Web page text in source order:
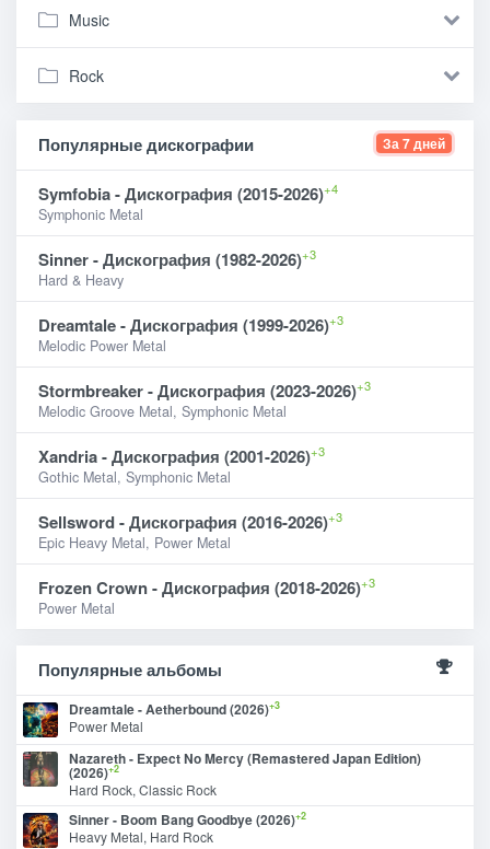
Music
Rock
Популярные дискографии За 7 дней
Symfobia - Дискография (2015-2026)+4
Symphonic Metal
Sinner - Дискография (1982-2026)+3
Hard & Heavy
Dreamtale - Дискография (1999-2026)+3
Melodic Power Metal
Stormbreaker - Дискография (2023-2026)+3
Melodic Groove Metal, Symphonic Metal
Xandria - Дискография (2001-2026)+3
Gothic Metal, Symphonic Metal
Sellsword - Дискография (2016-2026)+3
Epic Heavy Metal, Power Metal
Frozen Crown - Дискография (2018-2026)+3
Power Metal
Популярные альбомы
Dreamtale - Aetherbound (2026)+3
Power Metal
Nazareth - Expect No Mercy (Remastered Japan Edition)
(2026)+2
Hard Rock, Classic Rock
Sinner - Boom Bang Goodbye (2026)+2
Heavy Metal, Hard Rock